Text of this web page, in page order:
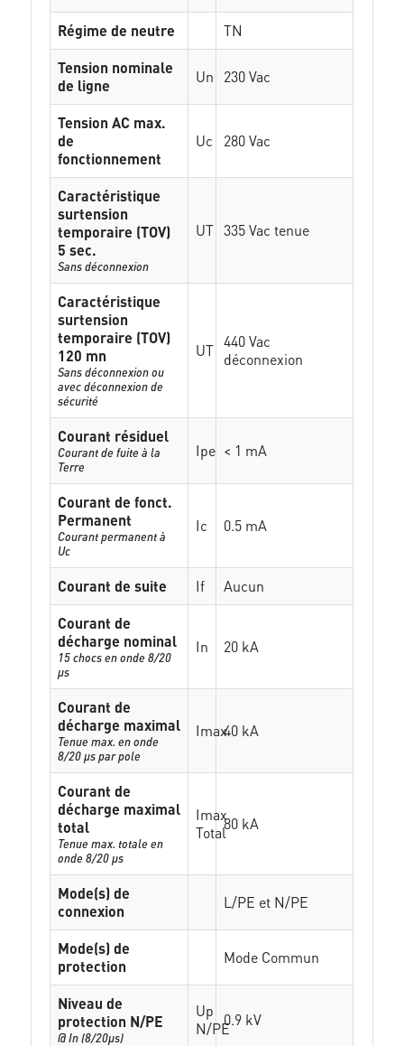
Régime de neutre
TN
Tension nominale
de ligne
Un 230 Vac
Tension AC max.
de
fonctionnement
Uc 280 Vac
Caractéristique
surtension
temporaire (TOV)
5 sec.
Sans déconnexion
UT 335 Vac tenue
Caractéristique
surtension
temporaire (TOV)
120 mn
Sans déconnexion ou
avec déconnexion de
sécurité
UT 440 Vac
déconnexion
Courant résiduel
Courant de fuite à la
Terre
Ipe < 1 mA
Courant de fonct.
Permanent
Courant permanent à
Uc
Ic 0.5 mA
Courant de suite If
Aucun
Courant de
décharge nominal
15 chocs en onde 8/20
µs
In 20 kA
Courant de
décharge maximal
Tenue max. en onde
8/20 µs par pole
Imax40 kA
Courant de
décharge maximal
total
Tenue max. totale en
onde 8/20 µs
Imax
Total80 kA
Mode(s) de
connexion
L/PE et N/PE
Mode(s) de
protection
Mode Commun
Niveau de
protection N/PE
@ In (8/20µs)
Up
N/PE0.9 kV